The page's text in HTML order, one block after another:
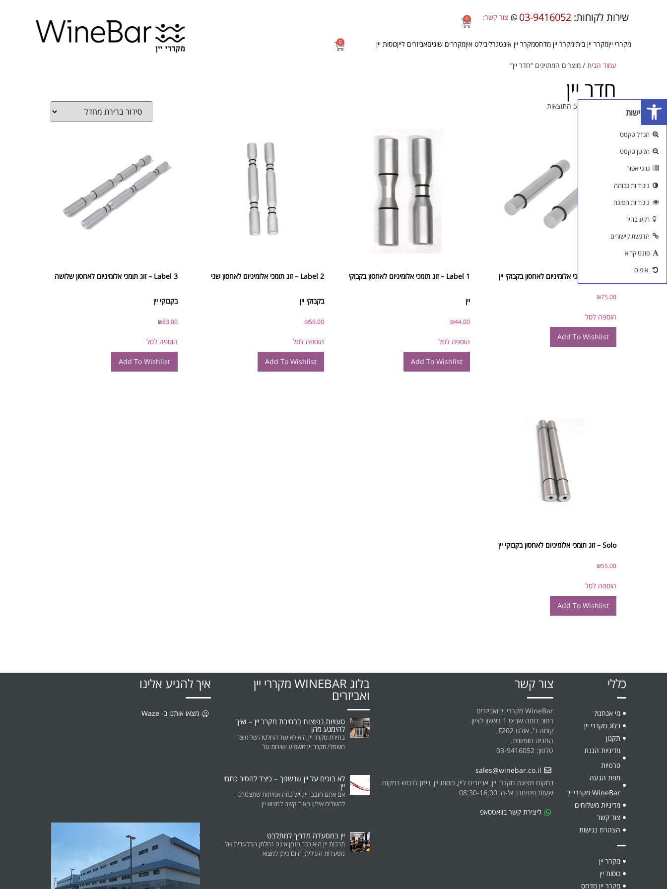
שירות לקוחות: 03-9416052 צור קשר: 0
מקררי ייןמקרר יין ביתימקרר יין מדחסמקרר יין אינטגרליבילט איןמקררים שוניםאביזרים לייןכוסות יין 0
עמוד הבית / מוצרים המתויגים “חדר יין”
חדר יין
₪75.00
הוספה לסל
Add To Wishlist
Label 1 – זוג תומכי אלומיניום לאחסון בקבוקי
יין
₪44.00
הוספה לסל
Add To Wishlist
Label 2 – זוג תומכי אלומיניום לאחסון שני
בקבוקי יין
₪59.00
הוספה לסל
Add To Wishlist
Label 3 – זוג תומכי אלומיניום לאחסון שלושה
בקבוקי יין
₪83.00
הוספה לסל
Add To Wishlist
Solo – זוג תומכי אלומיניום לאחסון בקבוקי יין
₪55.00
הוספה לסל
Add To Wishlist
כללי
מי אנחנו?
בלוג מקררי יין
תקנון
מדיניות הגנת
פרטיות
מפת הגעה
WineBar מקררי יין
מדיניות משלוחים
צור קשר
הצהרת נגישות
מקרר יין
כוסות יין
מקרר יין מדחס
צור קשר
WineBar מקררי יין ואביזרים
רחוב בומה שביט 1 ראשון לציון.
קומה ב', אולם F202
החניה חופשית.
טלפון: 03-9416052
sales@winebar.co.il
במקום תצוגת מקררי יין, אביזרים ליין, כוסות יין, ניתן לרכוש במקום.
שעות פתיחה: א'-ה' 08:30-16:00
ליצירת קשר בוואטסאפ
בלוג WINEBAR מקררי יין
ואביזרים
טעויות נפוצות בבחירת מקרר יין – ואיך
להימנע מהן
בחירת מקרר יין היא לא עוד החלטה של מוצר
חשמלי.מקרר יין משפיע ישירות על
לא בוכים על יין שנשפך – כיצד להסיר כתמי
יין
אם אתם חובבי יין, יש כמה אמיתות שתצטרכו
להשלים איתן: מאוד קשה למצוא יין
יין במסעדה מדריך למתלבט
תרבות יין היא כבר מזמן אינה נחלתן הבלעדית של
מסעדות העילית, היום ניתן למצוא
איך להגיע אלינו
מצאו אותנו ב- Waze
פתח סרגל נגישות
כלי נגישות
הגדל טקסט
הקטן טקסט
גווני אפור
ניגודיות גבוהה
ניגודיות הפוכה
רקע בהיר
הדגשת קישורים
פונט קריא
איפוס